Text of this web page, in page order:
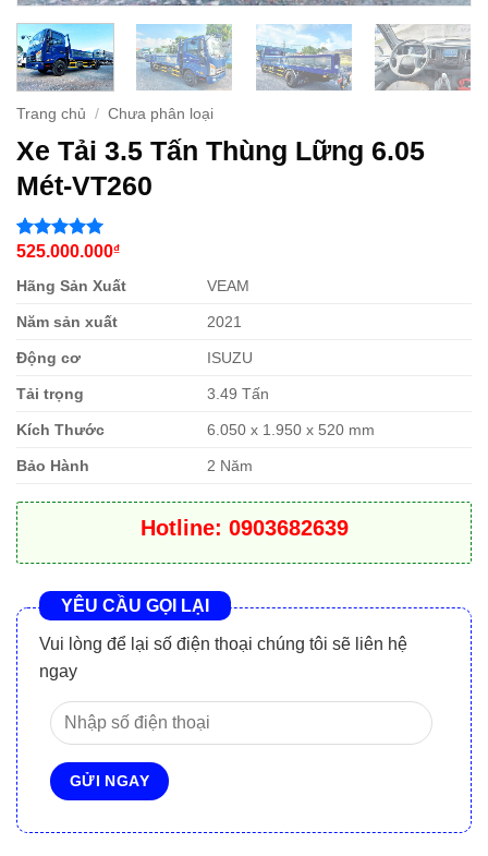
Trang chủ / Chưa phân loại
Xe Tải 3.5 Tấn Thùng Lững 6.05
Mét-VT260
5trên 5
1
đánh giá
525.000.000₫
Hãng Sản Xuất VEAM
Năm sản xuất 2021
Động cơ ISUZU
Tải trọng 3.49 Tấn
Kích Thước 6.050 x 1.950 x 520 mm
Bảo Hành 2 Năm
Hotline: 0903682639
YÊU CẦU GỌI LẠI
Vui lòng để lại số điện thoại chúng tôi sẽ liên hệ
ngay